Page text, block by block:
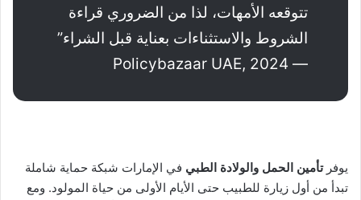
تتوقعه الأمهات، لذا من الضروري قراءة
الشروط والاستثناءات بعناية قبل الشراء”
— Policybazaar UAE, 2024
يوفرتأمين الحمل والولادة الطبي في الإمارات شبكة حماية شاملة
تبدأ من أول زيارة للطبيب حتى الأيام الأولى من حياة المولود. ومع